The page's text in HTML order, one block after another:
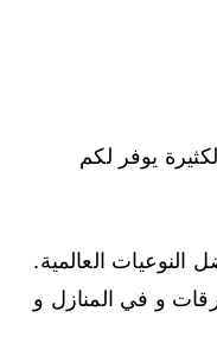
يوفر لكم
العالمية.
و في المنازل و